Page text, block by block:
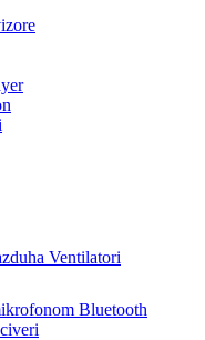
Ventilatori
Bluetooth